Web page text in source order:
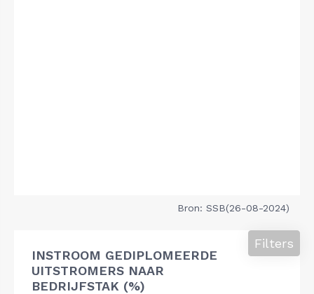
Bron: SSB(26-08-2024)
INSTROOM GEDIPLOMEERDE
UITSTROMERS NAAR
BEDRIJFSTAK (%)
Filters